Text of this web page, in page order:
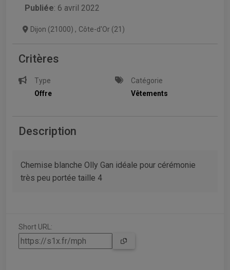
Publiée: 6 avril 2022
Dijon (21000) , Côte-d'Or (21)
Critères
Type
Offre
Catégorie
Vêtements
Description
Chemise blanche Olly Gan idéale pour cérémonie
très peu portée taille 4
Short URL: